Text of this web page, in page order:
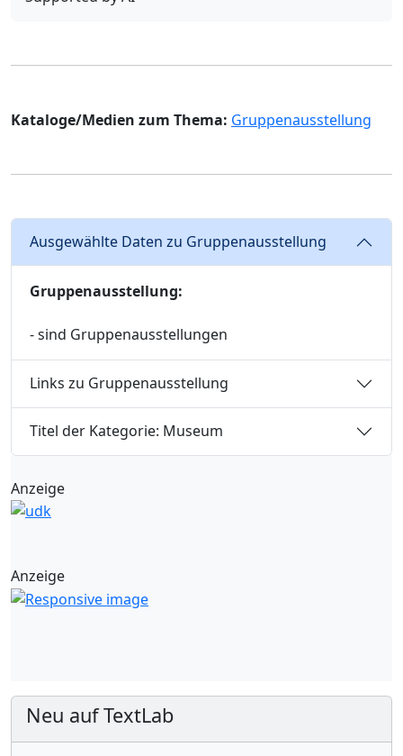
Kataloge/Medien zum Thema: Gruppenausstellung
Ausgewählte Daten zu Gruppenausstellung
Gruppenausstellung:
- sind Gruppenausstellungen
Links zu Gruppenausstellung
Titel der Kategorie: Museum
Anzeige
Anzeige
Neu auf TextLab